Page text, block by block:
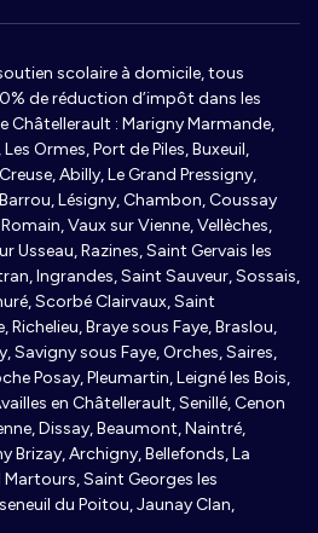
scolaire à domicile, tous
de réduction d’impôt dans les
Châtellerault : Marigny Marmande,
Ormes, Port de Piles, Buxeuil,
Abilly, Le Grand Pressigny,
Lésigny, Chambon, Coussay
Vaux sur Vienne, Vellèches,
Usseau, Razines, Saint Gervais les
Ingrandes, Saint Sauveur, Sossais,
Scorbé Clairvaux, Saint
Richelieu, Braye sous Faye, Braslou,
Savigny sous Faye, Orches, Saires,
Posay, Pleumartin, Leigné les Bois,
en Châtellerault, Senillé, Cenon
Dissay, Beaumont, Naintré,
Brizay, Archigny, Bellefonds, La
Martours, Saint Georges les
du Poitou, Jaunay Clan,